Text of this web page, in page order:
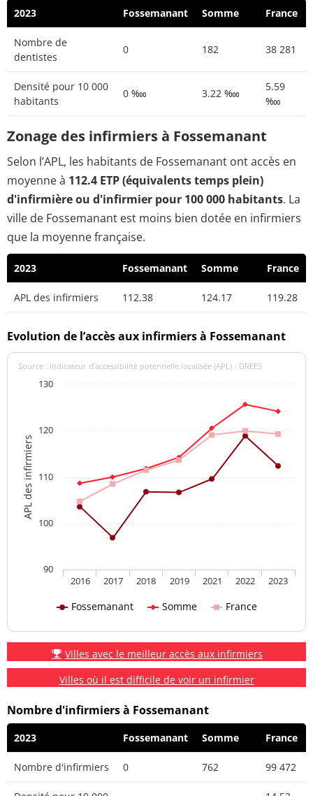
2023 Fossemanant Somme France
Nombre de
dentistes
0 182 38 281
Densité pour 10 000
habitants
0 ‱ 3.22 ‱
5.59
‱
Zonage des infirmiers à Fossemanant
Selon l’APL, les habitants de Fossemanant ont accès en
moyenne à 112.4 ETP (équivalents temps plein)
d'infirmière ou d'infirmier pour 100 000 habitants. La
ville de Fossemanant est moins bien dotée en infirmiers
que la moyenne française.
2023 Fossemanant Somme France
APL des infirmiers 112.38 124.17 119.28
Evolution de l’accès aux infirmiers à Fossemanant
APL des infirmiers
Source : indicateur d’accessibilité potentielle localisée (APL) - DREES
Fossemanant Somme France
2016 2017 2018 2019 2021 2022 2023
90
100
110
120
130
Villes avec le meilleur accès aux infirmiers
Villes où il est difficile de voir un infirmier
Nombre d'infirmiers à Fossemanant
2023 Fossemanant Somme France
Nombre d'infirmiers 0 762 99 472